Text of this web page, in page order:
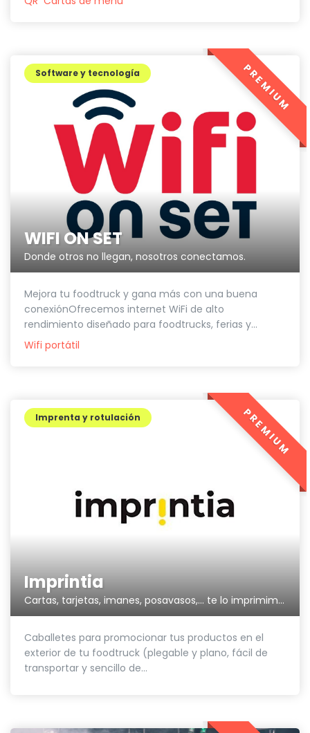
WIFI ON SET
Donde otros no llegan, nosotros conectamos.
Software y tecnología
Mejora tu foodtruck y gana más con una buena
conexiónOfrecemos internet WiFi de alto
rendimiento diseñado para foodtrucks, ferias y...
Wifi portátil
PREMIUM
Imprintia
Cartas, tarjetas, imanes, posavasos,... te lo imprimimos todo.
Imprenta y rotulación
Caballetes para promocionar tus productos en el
exterior de tu foodtruck (plegable y plano, fácil de
transportar y sencillo de...
PREMIUM